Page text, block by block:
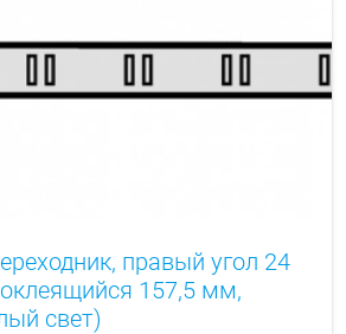
правый угол 24
157,5 мм,
свет)